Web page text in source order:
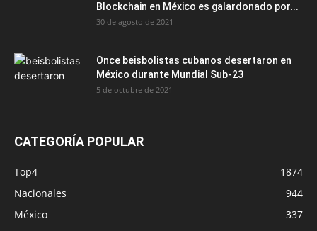
Blockchain en México es galardonado por...
30 de agosto de 2021
Once beisbolistas cubanos desertaron en
México durante Mundial Sub-23
5 de octubre de 2021
CATEGORÍA POPULAR
Top4
1874
Nacionales
944
México
337